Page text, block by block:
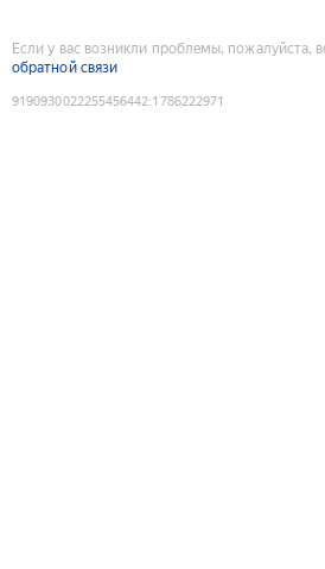
Если у вас возникли проблемы, пожалуйста,
обратной связи
9190930022255456442:1786222971